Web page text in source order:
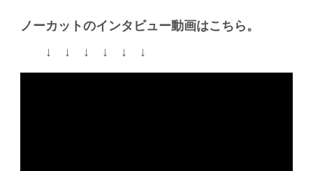
ノーカットのインタビュー動画はこちら。
↓ ↓ ↓ ↓ ↓ ↓